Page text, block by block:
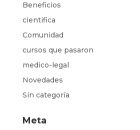
Beneficios
cientifica
Comunidad
cursos que pasaron
medico-legal
Novedades
Sin categoría
Meta